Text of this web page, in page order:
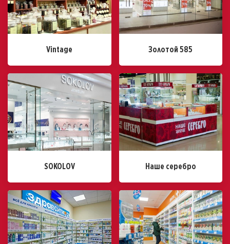
Vintage Золотой 585
SOKOLOV Наше серебро